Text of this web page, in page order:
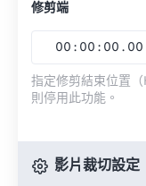
修剪端
00 : 00 : 00 . 00
指定修剪結束位置
則停用此功能。
影片裁切設定